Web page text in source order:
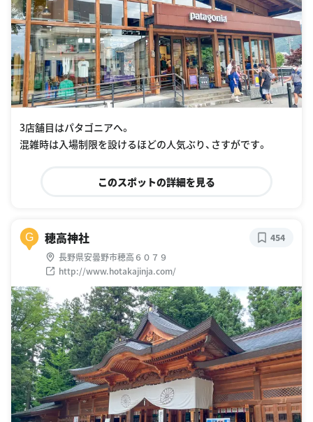
3店舗目はパタゴニアへ。
混雑時は入場制限を設けるほどの人気ぶり、さすがです。
このスポットの詳細を見る
G 穂高神社
長野県安曇野市穂高６０７９
http://www.hotakajinja.com/
454